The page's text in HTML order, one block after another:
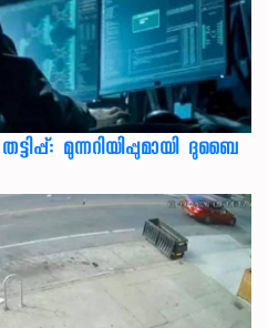
മുന്നറിയിപ്പുമായി ദുബൈ